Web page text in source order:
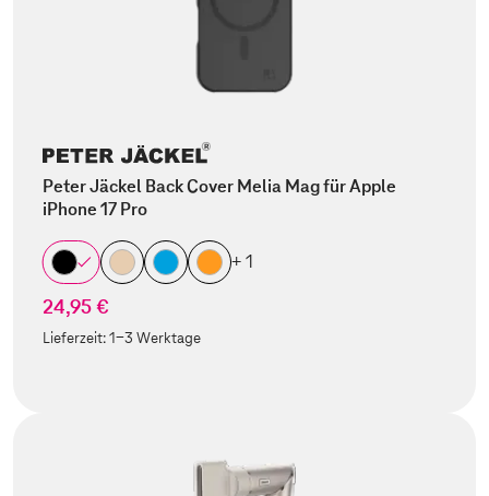
Peter Jäckel Back Cover Melia Mag für Apple
iPhone 17 Pro
+ 1
24,95 €
Lieferzeit:1-3 Werktage